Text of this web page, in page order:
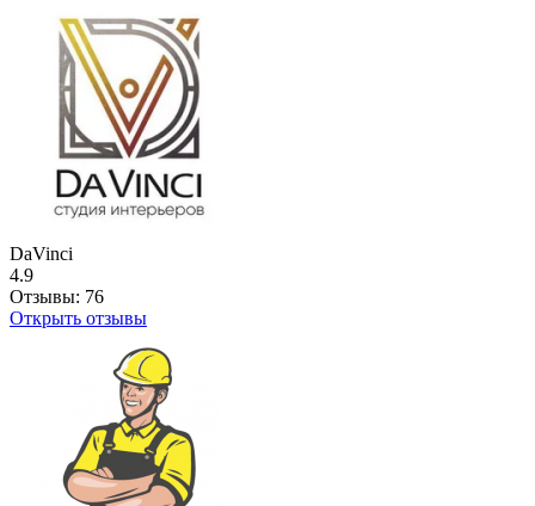
DaVinci
4.9
Отзывы: 76
Открыть отзывы